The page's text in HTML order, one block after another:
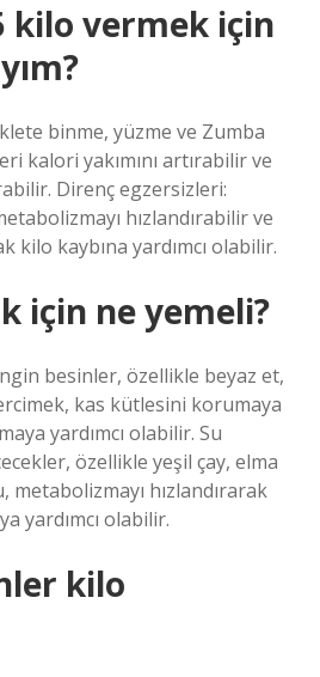
kilo vermek için
binme, yüzme ve Zumba
kalori yakımını artırabilir ve
Direnç egzersizleri:
hızlandırabilir ve
kilo kaybına yardımcı olabilir.
için ne yemeli?
besinler, özellikle beyaz et,
kas kütlesini korumaya
yardımcı olabilir. Su
özellikle yeşil çay, elma
hızlandırarak
yardımcı olabilir.
kilo